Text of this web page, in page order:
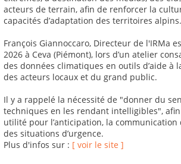
acteurs de terrain, afin de renforcer la
capacités d’adaptation des territoires alpins.
François Giannoccaro, Directeur de l'IRMa
2026 à Ceva (Piémont), lors d’un atelier
des données climatiques en outils d’aide à
des acteurs locaux et du grand public.
Il y a rappelé la nécessité de "donner du
techniques en les rendant intelligibles",
utilité pour l’anticipation, la communication
des situations d’urgence.
Plus d'infos sur : [ voir le site ]